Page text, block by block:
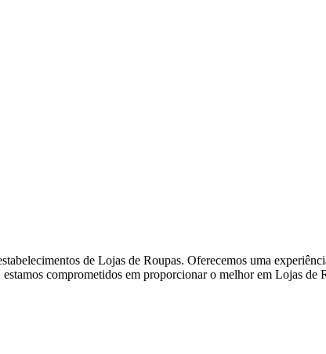
de Lojas de Roupas. Oferecemos uma
comprometidos em proporcionar o melhor em Lojas de